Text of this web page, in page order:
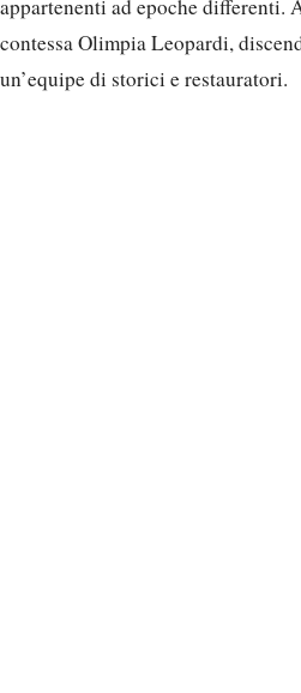
appartenenti ad epoche differenti.
contessa Olimpia Leopardi,
un’equipe di storici e restauratori.